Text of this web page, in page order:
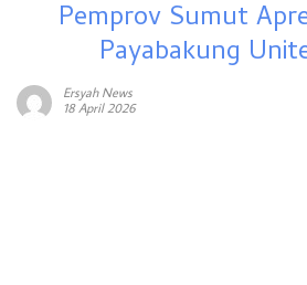
Pemprov Sumut
Payabakung
Ersyah News
18 April 2026